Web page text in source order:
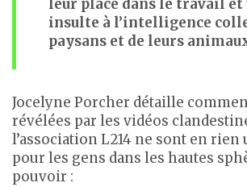
leur place dans le travail et
insulte à l’intelligence
paysans et de leurs
Jocelyne Porcher détaille
révélées par les vidéos
l’association L214 ne sont en rien
pour les gens dans les hautes
pouvoir :